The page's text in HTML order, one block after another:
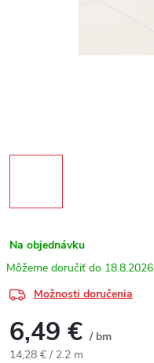
Na objednávku
18.8.2026
Možnosti doručenia
6,49 € / bm
Jednotková cena:
14,28 € / 2.2 m